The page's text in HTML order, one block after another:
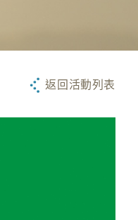
返回活動列表